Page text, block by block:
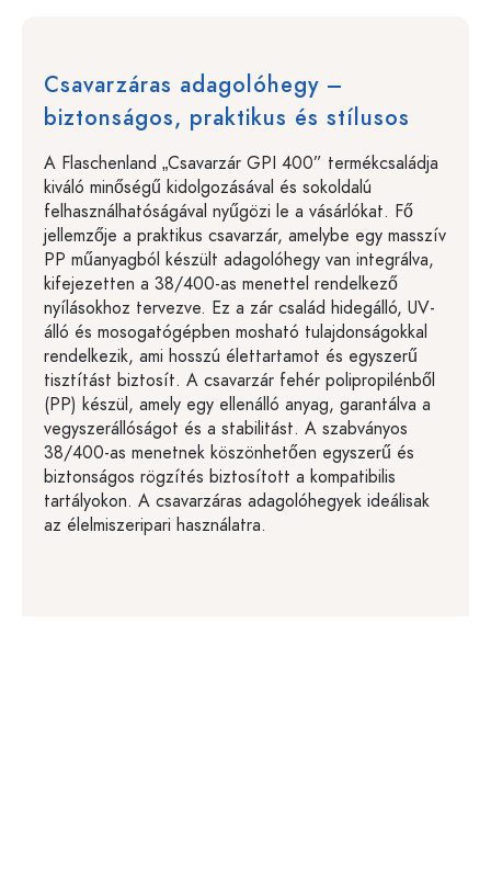
Csavarzáras adagolóhegy –
biztonságos, praktikus és stílusos
A Flaschenland „Csavarzár GPI 400” termékcsaládja
kiváló minőségű kidolgozásával és sokoldalú
felhasználhatóságával nyűgözi le a vásárlókat. Fő
jellemzője a praktikus csavarzár, amelybe egy masszív
PP műanyagból készült adagolóhegy van integrálva,
kifejezetten a 38/400-as menettel rendelkező
nyílásokhoz tervezve. Ez a zár család hidegálló, UV-
álló és mosogatógépben mosható tulajdonságokkal
rendelkezik, ami hosszú élettartamot és egyszerű
tisztítást biztosít. A csavarzár fehér polipropilénből
(PP) készül, amely egy ellenálló anyag, garantálva a
vegyszerállóságot és a stabilitást. A szabványos
38/400-as menetnek köszönhetően egyszerű és
biztonságos rögzítés biztosított a kompatibilis
tartályokon. A csavarzáras adagolóhegyek ideálisak
az élelmiszeripari használatra.